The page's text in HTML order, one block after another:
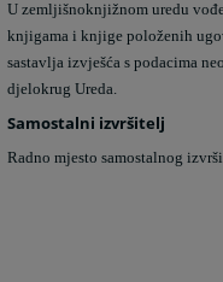
U zemljišnoknjižnom uredu
knjigama i knjige položenih
sastavlja izvješća s podacima
djelokrug Ureda.
Samostalni izvršitelj
Radno mjesto samostalnog